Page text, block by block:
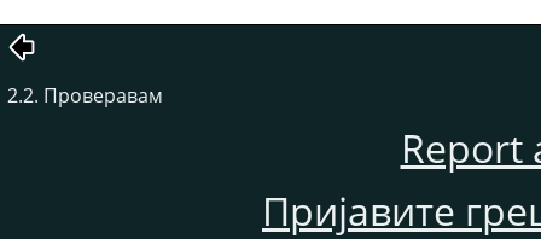
2.2. Проверавам
Report
Пријавите